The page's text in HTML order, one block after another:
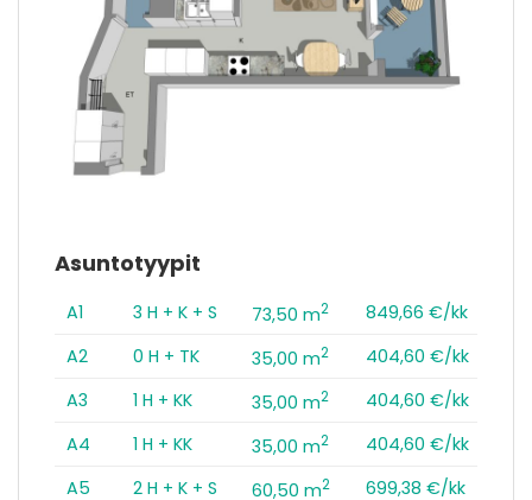
Asuntotyypit
A1 3 H + K + S 73,50 m2
849,66 €/kk
A2
0 H + TK 35,00 m2
404,60 €/kk
A3
1 H + KK 35,00 m2
404,60 €/kk
A4
1 H + KK 35,00 m2
404,60 €/kk
A5
2 H + K + S 60,50 m2
699,38 €/kk